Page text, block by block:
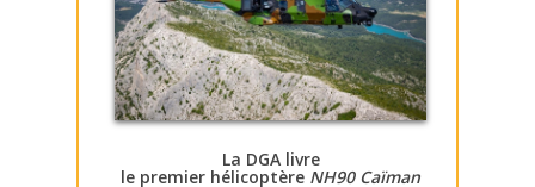
La DGA livre
le premier hélicoptère NH90 Caïman